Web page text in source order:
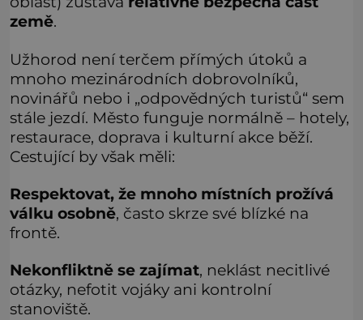
země.
Užhorod není terčem přímých útoků a
mnoho mezinárodních dobrovolníků,
novinářů nebo i „odpovědných turistů“ sem
stále jezdí. Město funguje normálně – hotely,
restaurace, doprava i kulturní akce běží.
Cestující by však měli:
Respektovat, že mnoho místních prožívá
válku osobně, často skrze své blízké na
frontě.
Nekonfliktně se zajímat, neklást necitlivé
otázky, nefotit vojáky ani kontrolní
stanoviště.